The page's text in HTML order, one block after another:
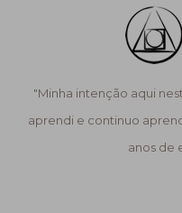
"Minha intenção aqui
aprendi e continuo
anos de